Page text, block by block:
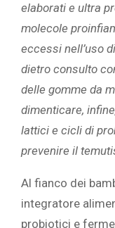
elaborati e ultra
molecole
eccessi nell’uso
dietro consulto
delle gomme da
dimenticare,
lattici e cicli di
prevenire il
Al fianco dei
integratore
probiotici e